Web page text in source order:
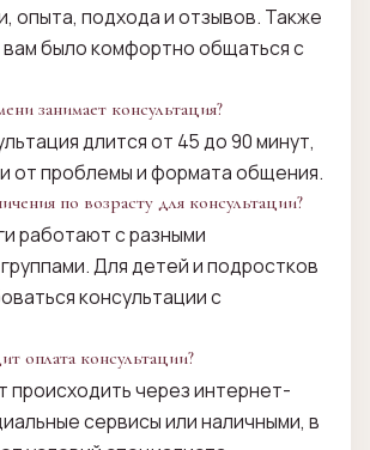
опыта, подхода и отзывов. Также
было комфортно общаться с
занимает консультация?
длится от 45 до 90 минут,
от проблемы и формата общения.
по возрасту для консультации?
работают с разными
Для детей и подростков
консультации с
оплата консультации?
происходить через интернет-
сервисы или наличными, в